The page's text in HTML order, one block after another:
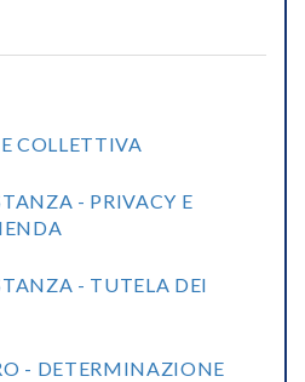
COLLETTIVA
- PRIVACY E
- TUTELA DEI
- DETERMINAZIONE